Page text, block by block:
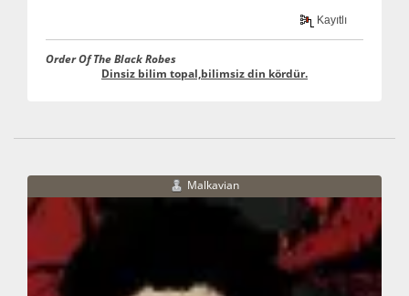
Kayıtlı
Order Of The Black Robes
Dinsiz bilim topal,bilimsiz din kördür.
Malkavian